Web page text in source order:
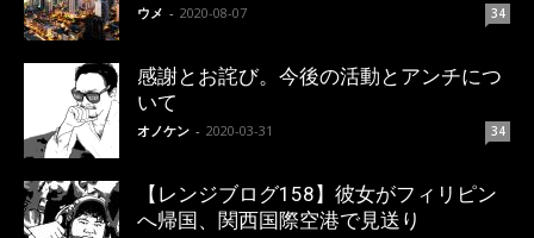
ウメ - 2020-08-07 34
感謝とお詫び。今後の活動とアンチにつ
いて
オノケン - 2020-03-31 34
【レンジブログ158】彼女がフィリピン
へ帰国、関西国際空港で見送り